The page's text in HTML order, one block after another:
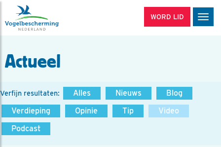
WORD LID
Actueel
Verfijn resultaten: Alles Nieuws
Blog
Verdieping
Opinie Tip
Video
Podcast